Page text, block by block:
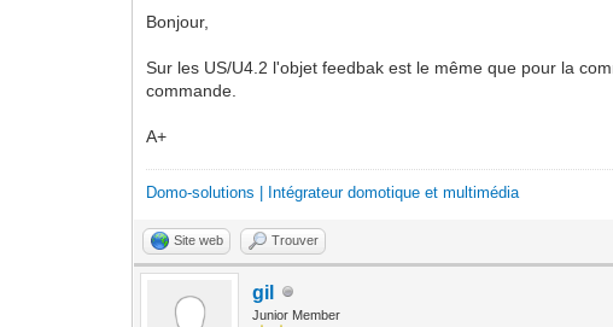
Bonjour,
Sur les US/U4.2 l'objet feedbak est le même que pour la
commande.
A+
Domo-solutions | Intégrateur domotique et multimédia
Site web Trouver
gil
Junior Member